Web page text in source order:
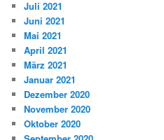
Juli 2021
Juni 2021
Mai 2021
April 2021
März 2021
Januar 2021
Dezember 2020
November 2020
Oktober 2020